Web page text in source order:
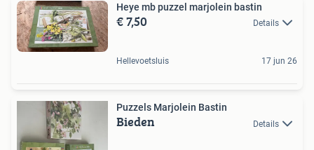
Heye mb puzzel marjolein bastin
€ 7,50 Details
Hellevoetsluis 17 jun 26
Puzzels Marjolein Bastin
Bieden Details